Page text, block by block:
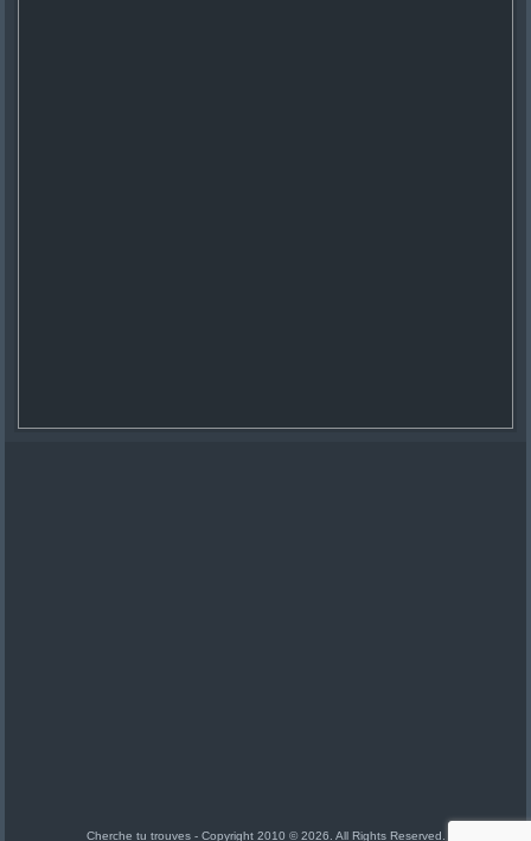
Cherche tu trouves - Copyright 2010 © 2026. All Rights Reserved.